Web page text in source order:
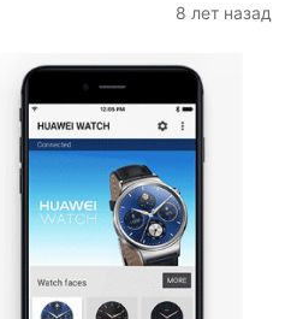
8 лет назад